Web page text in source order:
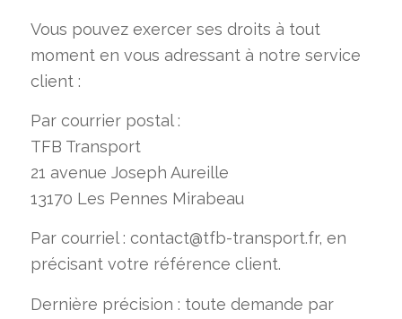
Vous pouvez exercer ses droits à tout
moment en vous adressant à notre service
client :
Par courrier postal :
TFB Transport
21 avenue Joseph Aureille
13170 Les Pennes Mirabeau
Par courriel : contact@tfb-transport.fr, en
précisant votre référence client.
Dernière précision : toute demande par